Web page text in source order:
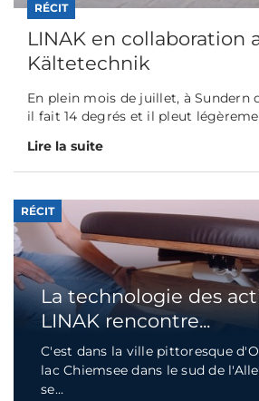
RÉCIT
LINAK en collaboration
Kältetechnik
En plein mois de juillet, à Sundern
il fait 14 degrés et il pleut
Lire la suite
RÉCIT
La technologie des
LINAK rencontre...
C'est dans la ville pittoresque
lac Chiemsee dans le sud de
se...